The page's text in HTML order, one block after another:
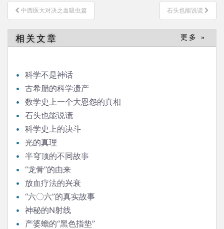
文
章
导
航
中西医大对决之血吸虫篇 石头也能说谎
相关文章 更多 »
科学不是神话
古希腊的科学遗产
数学史上一个大恩怨的真相
石头也能说谎
科学史上的决斗
光的真理
半穹顶的不同故事
“龙骨”的由来
放血疗法的兴衰
“六〇六”的真实故事
神秘的N射线
产婆蟾的“黑色指垫”